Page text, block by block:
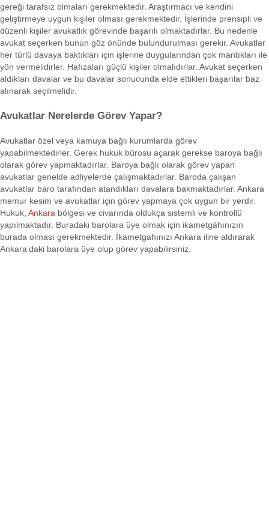
gereği tarafsız olmaları gerekmektedir. Araştırmacı ve kendini
geliştirmeye uygun kişiler olması gerekmektedir. İşlerinde prensipli ve
düzenli kişiler avukatlık görevinde başarılı olmaktadırlar. Bu nedenle
avukat seçerken bunun göz önünde bulundurulması gerekir. Avukatlar
her türlü davaya baktıkları için işlerine duygularından çok mantıkları ile
yön vermelidirler. Hafızaları güçlü kişiler olmalıdırlar. Avukat seçerken
aldıkları davalar ve bu davalar sonucunda elde ettikleri başarılar baz
alınarak seçilmelidir.
Avukatlar Nerelerde Görev Yapar?
Avukatlar özel veya kamuya bağlı kurumlarda görev
yapabilmektedirler. Gerek hukuk bürosu açarak gerekse baroya bağlı
olarak görev yapmaktadırlar. Baroya bağlı olarak görev yapan
avukatlar genelde adliyelerde çalışmaktadırlar. Baroda çalışan
avukatlar baro tarafından atandıkları davalara bakmaktadırlar. Ankara
memur kesim ve avukatlar için görev yapmaya çok uygun bir yerdir.
Hukuk, Ankara bölgesi ve civarında oldukça sistemli ve kontrollü
yapılmaktadır. Buradaki barolara üye olmak için ikametgâhınızın
burada olması gerekmektedir. İkametgahınızı Ankara iline aldırarak
Ankara’daki barolara üye olup görev yapabilirsiniz.